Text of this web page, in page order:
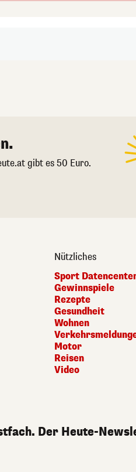
gibt es 50 Euro.
Nützliches
Sport
Gewinnspiele
Rezepte
Gesundheit
Wohnen
Motor
Reisen
Video
Der Heute-